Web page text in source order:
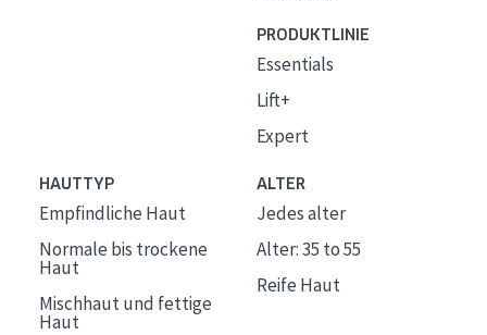
PRODUKTLINIE
Essentials
Lift+
Expert
HAUTTYP
Empfindliche Haut
Normale bis trockene
Haut
Mischhaut und fettige
Haut
ALTER
Jedes alter
Alter: 35 to 55
Reife Haut